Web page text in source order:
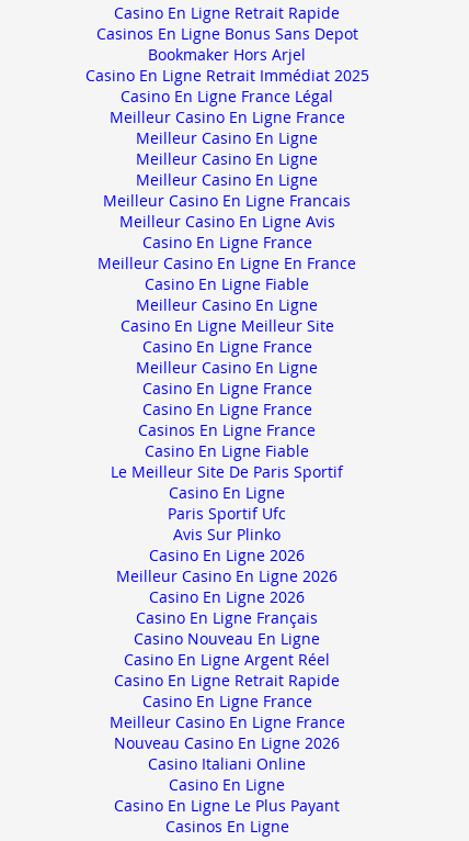
Casino En Ligne Retrait Rapide
Casinos En Ligne Bonus Sans Depot
Bookmaker Hors Arjel
Casino En Ligne Retrait Immédiat 2025
Casino En Ligne France Légal
Meilleur Casino En Ligne France
Meilleur Casino En Ligne
Meilleur Casino En Ligne
Meilleur Casino En Ligne
Meilleur Casino En Ligne Francais
Meilleur Casino En Ligne Avis
Casino En Ligne France
Meilleur Casino En Ligne En France
Casino En Ligne Fiable
Meilleur Casino En Ligne
Casino En Ligne Meilleur Site
Casino En Ligne France
Meilleur Casino En Ligne
Casino En Ligne France
Casino En Ligne France
Casinos En Ligne France
Casino En Ligne Fiable
Le Meilleur Site De Paris Sportif
Casino En Ligne
Paris Sportif Ufc
Avis Sur Plinko
Casino En Ligne 2026
Meilleur Casino En Ligne 2026
Casino En Ligne 2026
Casino En Ligne Français
Casino Nouveau En Ligne
Casino En Ligne Argent Réel
Casino En Ligne Retrait Rapide
Casino En Ligne France
Meilleur Casino En Ligne France
Nouveau Casino En Ligne 2026
Casino Italiani Online
Casino En Ligne
Casino En Ligne Le Plus Payant
Casinos En Ligne